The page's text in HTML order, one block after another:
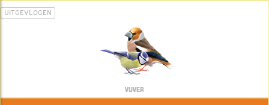
UITGEVLOGEN
VIJVER